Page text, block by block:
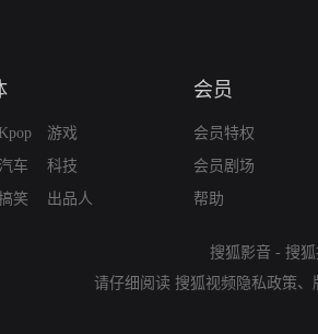
Kpop
汽车
笑
游戏
科技
出品人
会员
会员特权
会员剧场
帮助
搜狐影音 - 搜
请仔细阅读 搜狐视频隐私政策、